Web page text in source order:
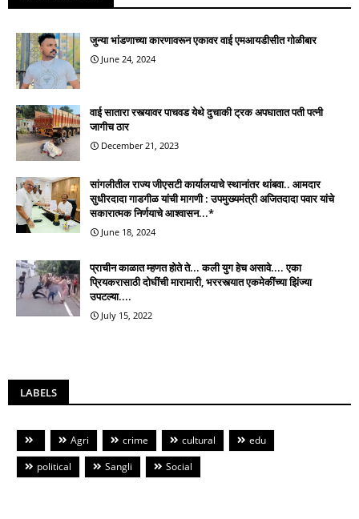
जुन्या भांडणाच्या कारणावरून एकावर वाई एमआयडीसीत गोळीबार
June 24, 2024
वाई सातारा रस्त्यावर पाचवड येथे दुचाकी ट्रक अपघातात पती पत्नी
जागीच ठार
December 21, 2023
सांगलीतील राज्य जीएसटी कार्यालयाचे स्थानांतर थांबवा.. आमदार
सुधीरदादा गाडगीळ यांची मागणी : उपमुख्यमंत्री अजितदादा पवार यांचे
सकारात्मक निर्णयाचे आश्वासन...*
June 18, 2024
प्राचीन काळात म्हणत होते ते... कली युग हेच असावे.... एका
प्रियकरासाठी दोघींची मारामारी, भररस्त्यात एकमेकींच्या झिंज्या
उपटल्या....
July 15, 2022
LABELS
Agri crime cultural
edu
political
Sangli Social